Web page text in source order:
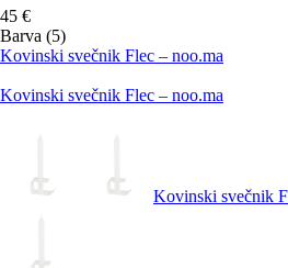
45 €
Barva (5)
Kovinski svečnik Flec – noo.ma
Kovinski svečnik Flec – noo.ma
Kovinski svečnik